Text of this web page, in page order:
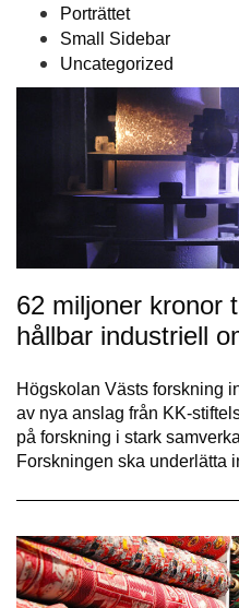
Porträttet
Small Sidebar
Uncategorized
62 miljoner kronor
hållbar industriell
Högskolan Västs forskning
av nya anslag från KK-
på forskning i stark
Forskningen ska underlätta